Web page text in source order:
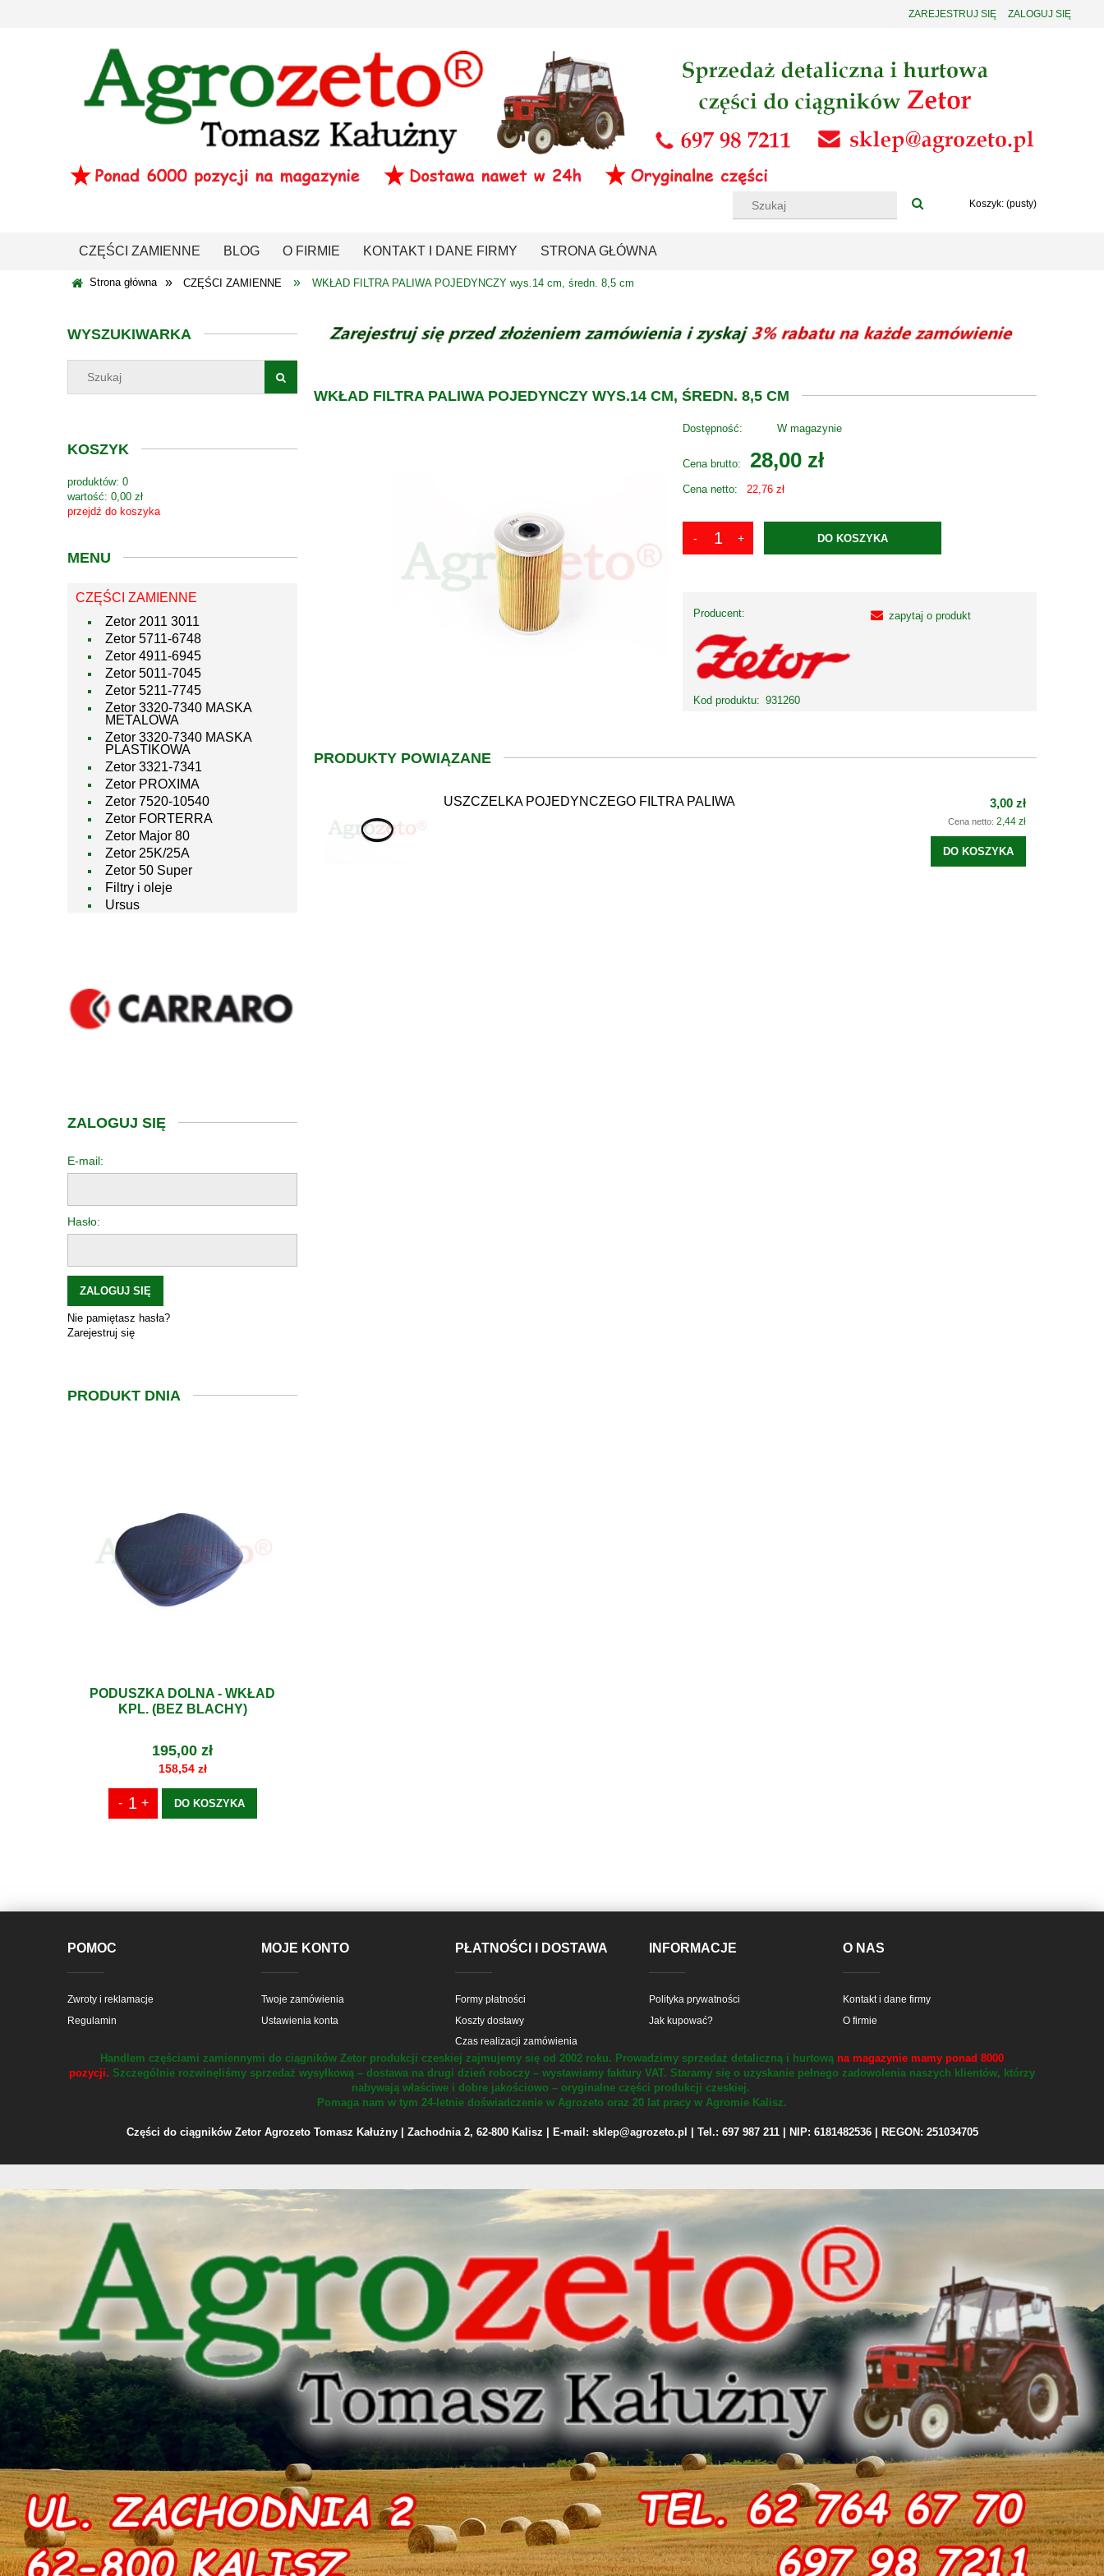
ZAREJESTRUJ SIĘ ZALOGUJ SIĘ
Koszyk: (pusty)
CZĘŚCI ZAMIENNE BLOG O FIRMIE KONTAKT I DANE FIRMY STRONA GŁÓWNA
Strona główna » CZĘŚCI ZAMIENNE » WKŁAD FILTRA PALIWA POJEDYNCZY wys.14 cm, średn. 8,5 cm
WYSZUKIWARKA
KOSZYK
produktów: 0
wartość: 0,00 zł
przejdź do koszyka
MENU
CZĘŚCI ZAMIENNE
Zetor 2011 3011
Zetor 5711-6748
Zetor 4911-6945
Zetor 5011-7045
Zetor 5211-7745
Zetor 3320-7340 MASKA
METALOWA
Zetor 3320-7340 MASKA
PLASTIKOWA
Zetor 3321-7341
Zetor PROXIMA
Zetor 7520-10540
Zetor FORTERRA
Zetor Major 80
Zetor 25K/25A
Zetor 50 Super
Filtry i oleje
Ursus
ZALOGUJ SIĘ
E-mail:
Hasło:
ZALOGUJ SIĘ
Nie pamiętasz hasła?
Zarejestruj się
PRODUKT DNIA
PODUSZKA DOLNA - WKŁAD
KPL. (BEZ BLACHY)
195,00 zł
158,54 zł
DO KOSZYKA
WKŁAD FILTRA PALIWA POJEDYNCZY WYS.14 CM, ŚREDN. 8,5 CM
Dostępność: W magazynie
Cena brutto: 28,00 zł
Cena netto: 22,76 zł
DO KOSZYKA
Producent:
Kod produktu: 931260
zapytaj o produkt
PRODUKTY POWIĄZANE
USZCZELKA POJEDYNCZEGO FILTRA PALIWA 3,00 zł
Cena netto: 2,44 zł
DO KOSZYKA
POMOC
Zwroty i reklamacje
Regulamin
MOJE KONTO
Twoje zamówienia
Ustawienia konta
PŁATNOŚCI I DOSTAWA
Formy płatności
Koszty dostawy
Czas realizacji zamówienia
INFORMACJE
Polityka prywatności
Jak kupować?
O NAS
Kontakt i dane firmy
O firmie
Handlem częściami zamiennymi do ciągników Zetor produkcji czeskiej zajmujemy się od 2002 roku. Prowadzimy sprzedaż detaliczną i hurtową na magazynie mamy ponad 8000
pozycji. Szczególnie rozwinęliśmy sprzedaż wysyłkową – dostawa na drugi dzień roboczy – wystawiamy faktury VAT. Staramy się o uzyskanie pełnego zadowolenia naszych klientów, którzy
nabywają właściwe i dobre jakościowo – oryginalne części produkcji czeskiej.
Pomaga nam w tym 24-letnie doświadczenie w Agrozeto oraz 20 lat pracy w Agromie Kalisz.
Części do ciągników Zetor Agrozeto Tomasz Kałużny | Zachodnia 2, 62-800 Kalisz | E-mail: sklep@agrozeto.pl | Tel.: 697 987 211 | NIP: 6181482536 | REGON: 251034705